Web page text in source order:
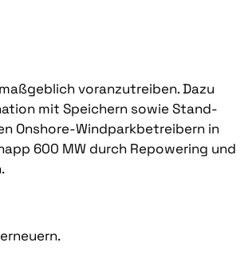
voranzutreiben. Dazu
mit Speichern sowie Stand-
Onshore-Windparkbetreibern in
600 MW durch Repowering und